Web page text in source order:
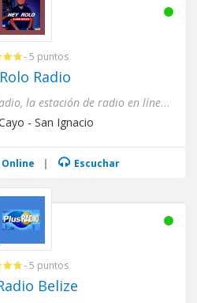
- 5 puntos
Radio
¡Bienvenidos a Hey Rolo Radio, la estación de radio en línea para jóvenes cristianos!Soy Rolando Mirón y estoy e...
- San Ignacio
| Escuchar
- 5 puntos
Belize